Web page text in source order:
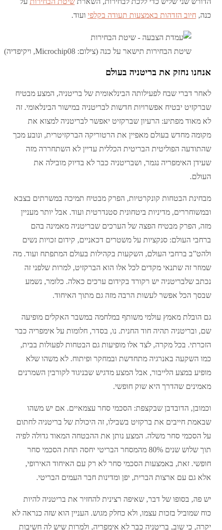
כנה,חיוב הזדהות באמצעות תעודה בקלפי ועוד.
שיטת הבחירות תישאר על כנה (צילום: Microchip08, ויקיפדיה)
אנחנו נחזק את בריטניה בעולם
לאחר דברי שבח לפעילותה הבינלאומית של בריטניה, המצע מבטיח
שברקזיט יבטיח אפשרויות חדשות לבריטניה במישור הבינלאומי. זה
לא מאוד מפתיע: הרעיון שברקזיט יאפשר לבריטניה למצוא את
מקומה מחדש בעולם מאפיין את הרטוריקה הברקזיטרית, ונובע מכך
שהתודעה הפוליטית הבריטית הכללית עדיין לא השתחררה מזה
שעידן האימפריה נגמר, ושבריטניה כבר לא בדיוק מובילה את
העולם.
מבחינת הבטחות קונקרטיות, הפרק מבטיח תמיכה במשרתים בצבא
ובמשוחררים, מדיניות ביטחונית סטנדרטית ועוד. אבל יותר מעניין
מזה, הפרק מבטיח הפצה של הערכים שבריטניה מאמינה בהם
ברחבי העולם: סנקציות על משטרים דכאניים, קידום זכויות נשים
ולהט”ב ברחבי העולם, השקעות בקהילות בעולם המתפתח ועוד. מה
שמוזר זה שתנאי מקדים לכל אלו הוא הברקזיט, למרות שלפני זה
נכתב שלבריטניה יש רקורד בקידום ערכים כאלה. כלומר, נשמע
שבסך הכל אפשר לעשות הרבה מזה גם מתוך האיחוד.
גם הובלת מאמץ עולמי משותף במלחמה במשבר האקלים מופיעה
שם, ובריטניה תהיה חוד החנית. נו, בסדר, חלומות על אימפריה כבר
הזכרתי. בכל מקרה, לצד אלו מופיעות גם הבטחות לפעולות בבית,
כמו השקעה באנרגיה מתחדשת ובמחקר ופיתוח. לא משהו שלא
מופיע במצע הלייבור, אבל המצע מדגיש שבניגוד לקורבין השמרנים
מאמינים שהדרך היא שוק חופשי.
וכמובן, הדובדבן שבקצפת: הסכמי סחר עצמאיים. אם יש משהו
שבאמת חייבים את ברקזיט בשבילו, זה היכולת של בריטניה לחתום
על הסכמי סחר משלה. המצע נותן את ההבטחה המאוד גדולה לפיה
תוך שלוש שנים 80% מהמסחר הבריטי יחסה תחת הסכמי סחר
חופשי. זאת, באמצעות הסכמי סחר לא רק עם האיחוד האירופי,
אלא גם עם ארצות הברית, יפן ומדינות חבר העמים הבריטי.
יש פה, בסופו של דבר, שאיפה רצינית להחזיר את בריטניה להיות
כוח שמוביל בזכות עצמו, ולא כחלק מגוש. העניין הוא שזה כנראה לא
יקרה, כי שוב, בריטניה כבר לא אימפריה, ולמרות שיש לה חשיבות